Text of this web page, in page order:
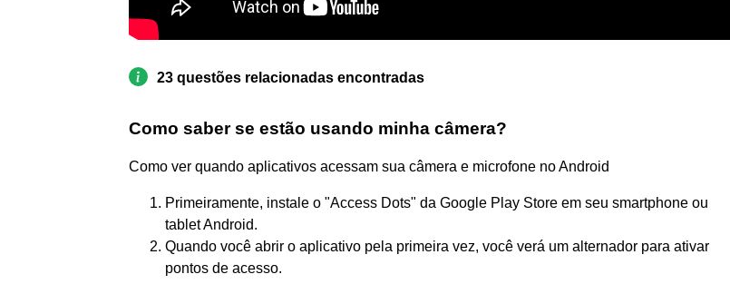
23 questões relacionadas encontradas
Como saber se estão usando minha câmera?
Como ver quando aplicativos acessam sua câmera e microfone no Android
Primeiramente, instale o "Access Dots" da Google Play Store em seu smartphone ou
tablet Android.
Quando você abrir o aplicativo pela primeira vez, você verá um alternador para ativar
pontos de acesso.